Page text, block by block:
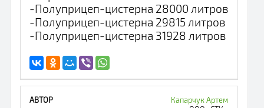
-Полуприцеп-цистерна 28000 литров
-Полуприцеп-цистерна 29815 литров
-Полуприцеп-цистерна 31928 литров
Капарчук Артем